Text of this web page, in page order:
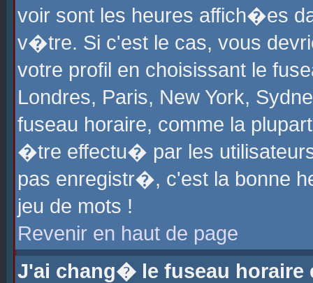
voir sont les heures affich�es
v�tre. Si c'est le cas, vous
votre profil en choisissant le
Londres, Paris, New York,
fuseau horaire, comme la
�tre effectu� par les
pas enregistr�, c'est la bonne
jeu de mots !
Revenir en haut de page
J'ai chang� le fuseau horaire